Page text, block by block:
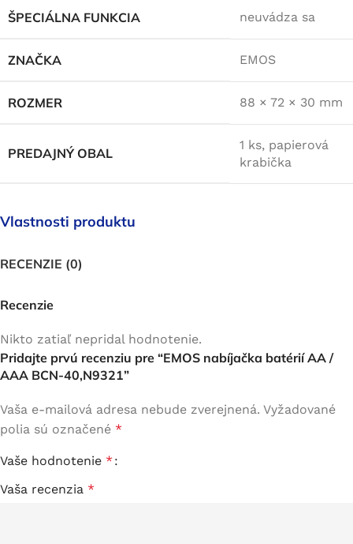
ŠPECIÁLNA FUNKCIA neuvádza sa
ZNAČKA EMOS
ROZMER 88 × 72 × 30 mm
PREDAJNÝ OBAL
1 ks, papierová
krabička
Vlastnosti produktu
RECENZIE (0)
Recenzie
Nikto zatiaľ nepridal hodnotenie.
Pridajte prvú recenziu pre “EMOS nabíjačka batérií AA /
AAA BCN-40,N9321”
Vaša e-mailová adresa nebude zverejnená. Vyžadované
polia sú označené *
Vaše hodnotenie *
Vaša recenzia *